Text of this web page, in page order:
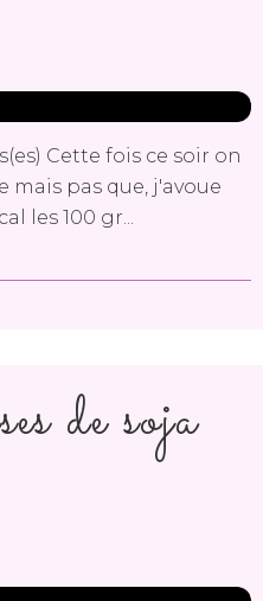
Cette fois ce soir on
mais pas que, j'avoue
les 100 gr...
de soja